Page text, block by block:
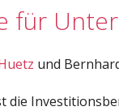
für
und
die